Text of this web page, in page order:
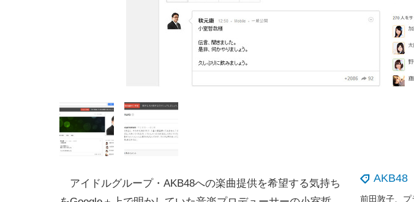
AKB48
アイドルグループ・AKB48への楽曲提供を希望する気持ち